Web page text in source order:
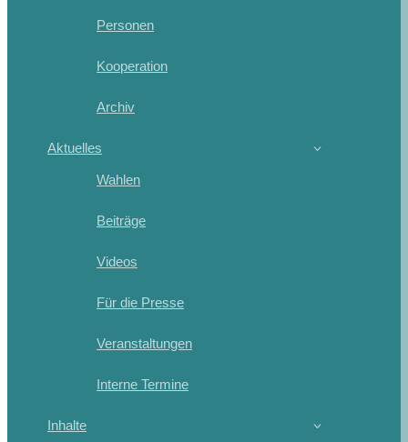
Personen
Kooperation
Archiv
Aktuelles
Wahlen
Beiträge
Videos
Für die Presse
Veranstaltungen
Interne Termine
Inhalte